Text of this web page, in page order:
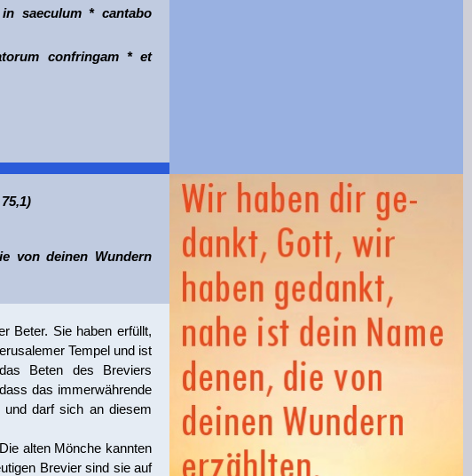
saeculum * cantabo
confringam * et
von deinen Wundern
Beter. Sie haben erfüllt,
Tempel und ist
Beten des Breviers
das immerwährende
und darf sich an diesem
alten Mönche kannten
Brevier sind sie auf